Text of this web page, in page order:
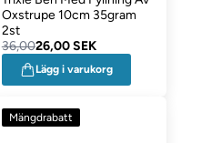
Oxstrupe 10cm 35gram
2st
36,0026,00 SEK
Lägg i varukorg
Mängdrabatt